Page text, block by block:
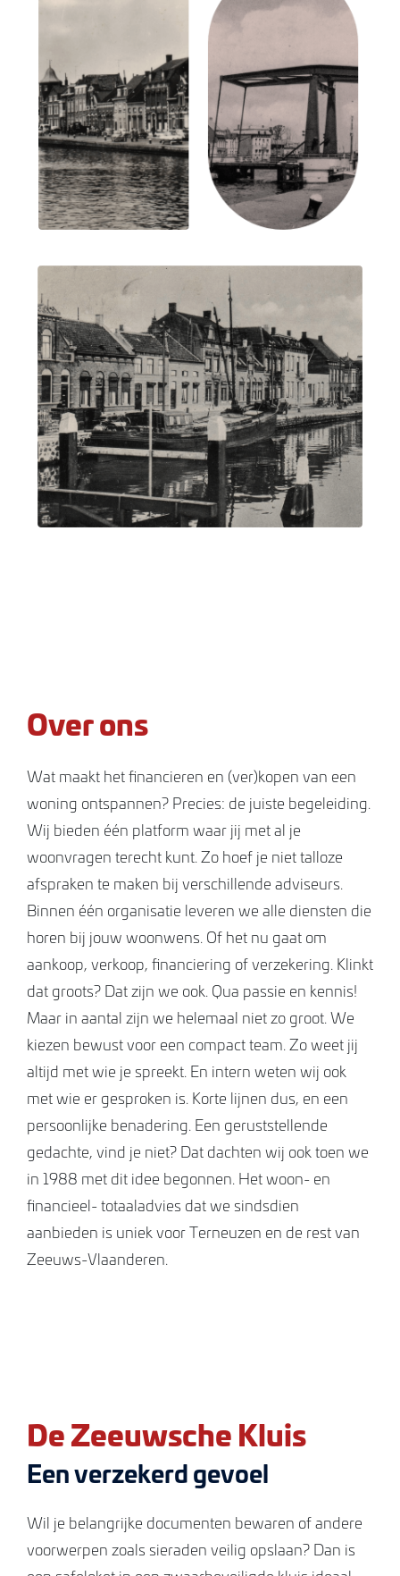
Over ons
Wat maakt het financieren en (ver)kopen van een
woning ontspannen? Precies: de juiste begeleiding.
Wij bieden één platform waar jij met al je
woonvragen terecht kunt. Zo hoef je niet talloze
afspraken te maken bij verschillende adviseurs.
Binnen één organisatie leveren we alle diensten die
horen bij jouw woonwens. Of het nu gaat om
aankoop, verkoop, financiering of verzekering. Klinkt
dat groots? Dat zijn we ook. Qua passie en kennis!
Maar in aantal zijn we helemaal niet zo groot. We
kiezen bewust voor een compact team. Zo weet jij
altijd met wie je spreekt. En intern weten wij ook
met wie er gesproken is. Korte lijnen dus, en een
persoonlijke benadering. Een geruststellende
gedachte, vind je niet? Dat dachten wij ook toen we
in 1988 met dit idee begonnen. Het woon- en
financieel- totaaladvies dat we sindsdien
aanbieden is uniek voor Terneuzen en de rest van
Zeeuws-Vlaanderen.
De Zeeuwsche Kluis
Een verzekerd gevoel
Wil je belangrijke documenten bewaren of andere
voorwerpen zoals sieraden veilig opslaan? Dan is